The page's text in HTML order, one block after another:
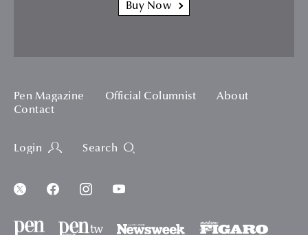
Buy Now
Pen Magazine Official Columnist
About
Contact
Login Search